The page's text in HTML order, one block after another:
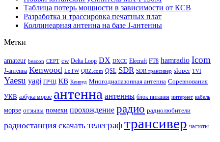
Таблица потерь мощности в зависимости от КСВ
Разработка и трассировка печатных плат
Коллинеарная антенна на базе J-антенны
Метки
amateur beacon CEPT cw Delta Loop DX DXCC Elecraft FT8 hamradio Icom
J-антенна Kenwood LoTW QRZ.com QSL SDR SDR трансивер sloper TVI
Yaesu yagi ГРЧЦ КВ Кенвуд Многодиапазонная антенна Соревнования
УКВ азбука морзе антенна антенны блок питания интернет кабель
морзе отзывы помехи прохождение радио радиолюбители
радиостанция скачать телеграфтрансивер частоты